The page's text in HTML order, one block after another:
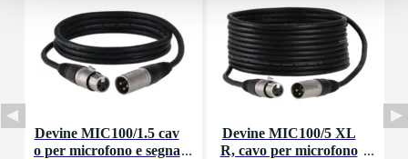
Devine MIC100/1.5 cav
o per microfono e segna
Devine MIC100/5 XL
R, cavo per microfono